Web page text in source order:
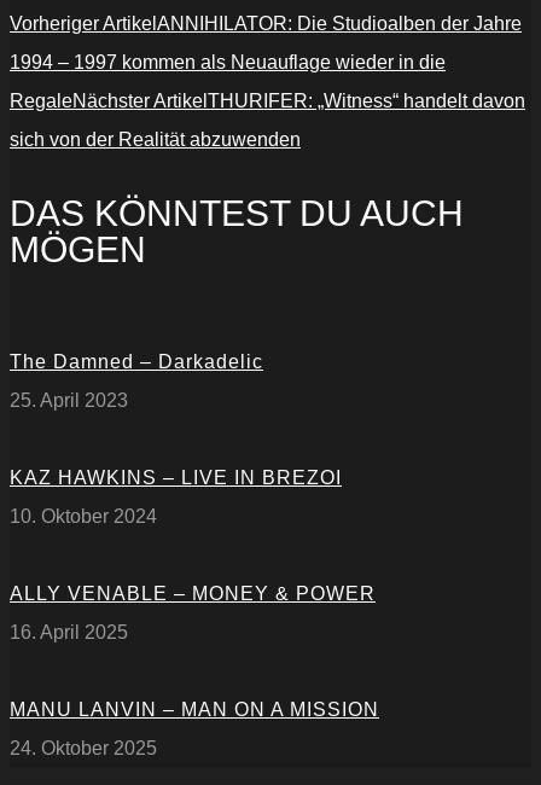
Vorheriger Artikel ANNIHILATOR: Die Studioalben der Jahre
1994 – 1997 kommen als Neuauflage wieder in die
RegaleNächster Artikel THURIFER: „Witness“ handelt davon
sich von der Realität abzuwenden
DAS KÖNNTEST DU AUCH
MÖGEN
The Damned – Darkadelic
25. April 2023
KAZ HAWKINS – LIVE IN BREZOI
10. Oktober 2024
ALLY VENABLE – MONEY & POWER
16. April 2025
MANU LANVIN – MAN ON A MISSION
24. Oktober 2025